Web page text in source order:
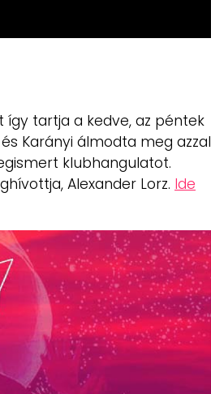
tartja a kedve, az péntek
Karányi álmodta meg azzal
klubhangulatot.
Alexander Lorz. Ide